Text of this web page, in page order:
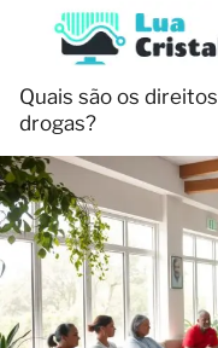
Quais são os
drogas?